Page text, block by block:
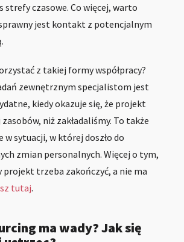
strefy czasowe. Co więcej, warto
jest kontakt z potencjalnym
z takiej formy współpracy?
zewnętrznym specjalistom jest
kiedy okazuje się, że projekt
niż zakładaliśmy. To także
w sytuacji, w której doszło do
zmian personalnych. Więcej o tym,
projekt trzeba zakończyć, a nie ma
tutaj.
ma wady? Jak się